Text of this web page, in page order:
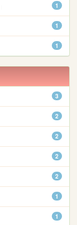
1
1
1
3
2
2
2
2
1
1